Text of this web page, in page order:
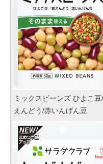
ミックスビーンズ ひよこ豆
えんどう/赤いんげん豆